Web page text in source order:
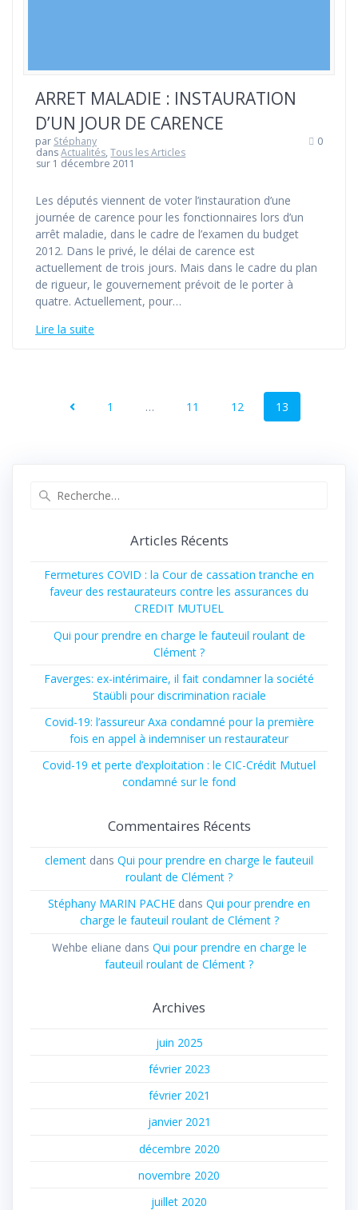
ARRET MALADIE : INSTAURATION
D’UN JOUR DE CARENCE
par Stéphany
dansActualités,Tous les Articles
sur 1 décembre 2011
0
Les députés viennent de voter l’instauration d’une
journée de carence pour les fonctionnaires lors d’un
arrêt maladie, dans le cadre de l’examen du budget
2012. Dans le privé, le délai de carence est
actuellement de trois jours. Mais dans le cadre du plan
de rigueur, le gouvernement prévoit de le porter à
quatre. Actuellement, pour…
Lire la suite
1 … 11 12 13
Articles Récents
Fermetures COVID : la Cour de cassation tranche en
faveur des restaurateurs contre les assurances du
CREDIT MUTUEL
Qui pour prendre en charge le fauteuil roulant de
Clément ?
Faverges: ex-intérimaire, il fait condamner la société
Staübli pour discrimination raciale
Covid-19: l’assureur Axa condamné pour la première
fois en appel à indemniser un restaurateur
Covid-19 et perte d’exploitation : le CIC-Crédit Mutuel
condamné sur le fond
Commentaires Récents
clement dans Qui pour prendre en charge le fauteuil
roulant de Clément ?
Stéphany MARIN PACHE dans Qui pour prendre en
charge le fauteuil roulant de Clément ?
Wehbe eliane dans Qui pour prendre en charge le
fauteuil roulant de Clément ?
Archives
juin 2025
février 2023
février 2021
janvier 2021
décembre 2020
novembre 2020
juillet 2020